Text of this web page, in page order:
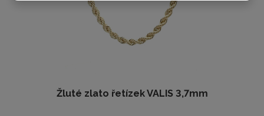
Žluté zlato řetízek VALIS 3,7mm